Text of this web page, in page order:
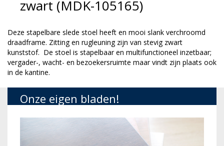
zwart (MDK-105165)
Deze stapelbare slede stoel heeft en mooi slank verchroomd
draadframe. Zitting en rugleuning zijn van stevig zwart
kunststof. De stoel is stapelbaar en multifunctioneel inzetbaar;
vergader-, wacht- en bezoekersruimte maar vindt zijn plaats ook
in de kantine.
Onze eigen bladen!